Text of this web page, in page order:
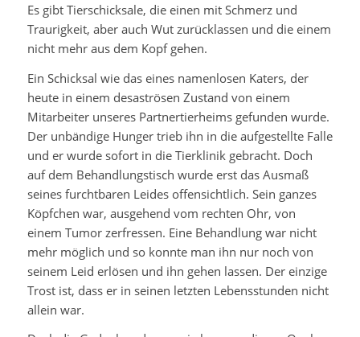
Es gibt Tierschicksale, die einen mit Schmerz und
Traurigkeit, aber auch Wut zurücklassen und die einem
nicht mehr aus dem Kopf gehen.
Ein Schicksal wie das eines namenlosen Katers, der
heute in einem desaströsen Zustand von einem
Mitarbeiter unseres Partnertierheims gefunden wurde.
Der unbändige Hunger trieb ihn in die aufgestellte Falle
und er wurde sofort in die Tierklinik gebracht. Doch
auf dem Behandlungstisch wurde erst das Ausmaß
seines furchtbaren Leides offensichtlich. Sein ganzes
Köpfchen war, ausgehend vom rechten Ohr, von
einem Tumor zerfressen. Eine Behandlung war nicht
mehr möglich und so konnte man ihn nur noch von
seinem Leid erlösen und ihn gehen lassen. Der einzige
Trost ist, dass er in seinen letzten Lebensstunden nicht
allein war.